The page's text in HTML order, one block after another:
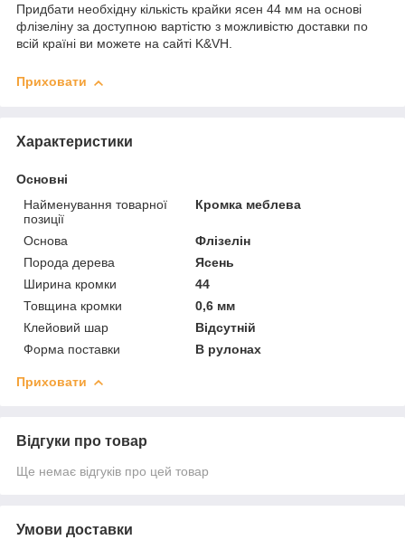
Придбати необхідну кількість крайки ясен 44 мм на основі
флізеліну за доступною вартістю з можливістю доставки по
всій країні ви можете на сайті K&VH.
Приховати
Характеристики
Основні
Найменування товарної
позиції
Кромка меблева
Основа
Флізелін
Порода дерева
Ясень
Ширина кромки
44
Товщина кромки
0,6 мм
Клейовий шар
Відсутній
Форма поставки
В рулонах
Приховати
Відгуки про товар
Ще немає відгуків про цей товар
Умови доставки